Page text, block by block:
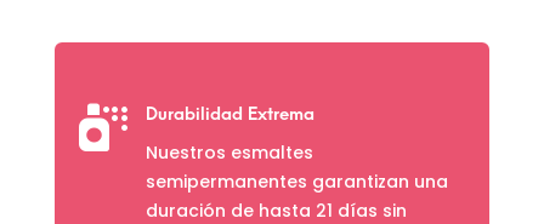
 Durabilidad Extrema
Nuestros esmaltes
semipermanentes garantizan una
duración de hasta 21 días sin